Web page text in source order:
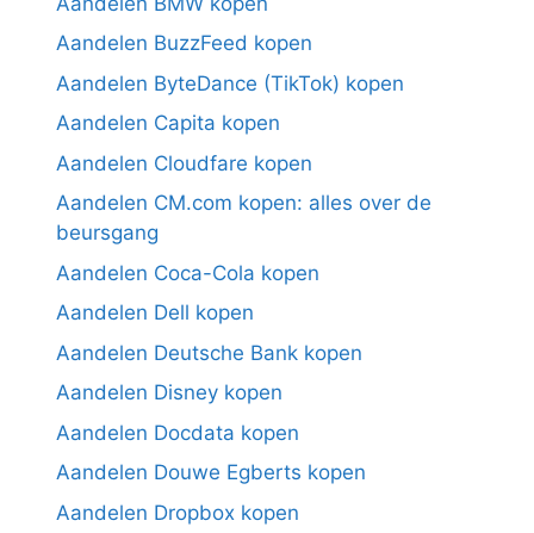
Aandelen BuzzFeed kopen
Aandelen ByteDance (TikTok) kopen
Aandelen Capita kopen
Aandelen Cloudfare kopen
Aandelen CM.com kopen: alles over de
beursgang
Aandelen Coca-Cola kopen
Aandelen Dell kopen
Aandelen Deutsche Bank kopen
Aandelen Disney kopen
Aandelen Docdata kopen
Aandelen Douwe Egberts kopen
Aandelen Dropbox kopen